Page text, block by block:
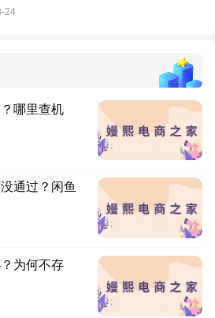
24
哪里查机
通过？闲鱼
为何不存